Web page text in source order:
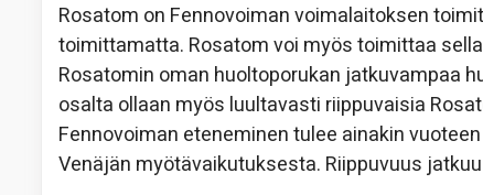
Rosatom on Fennovoiman voimalaitoksen
toimittamatta. Rosatom voi myös toimittaa
Rosatomin oman huoltoporukan jatkuvampaa
osalta ollaan myös luultavasti riippuvaisia
Fennovoiman eteneminen tulee ainakin
Venäjän myötävaikutuksesta. Riippuvuus